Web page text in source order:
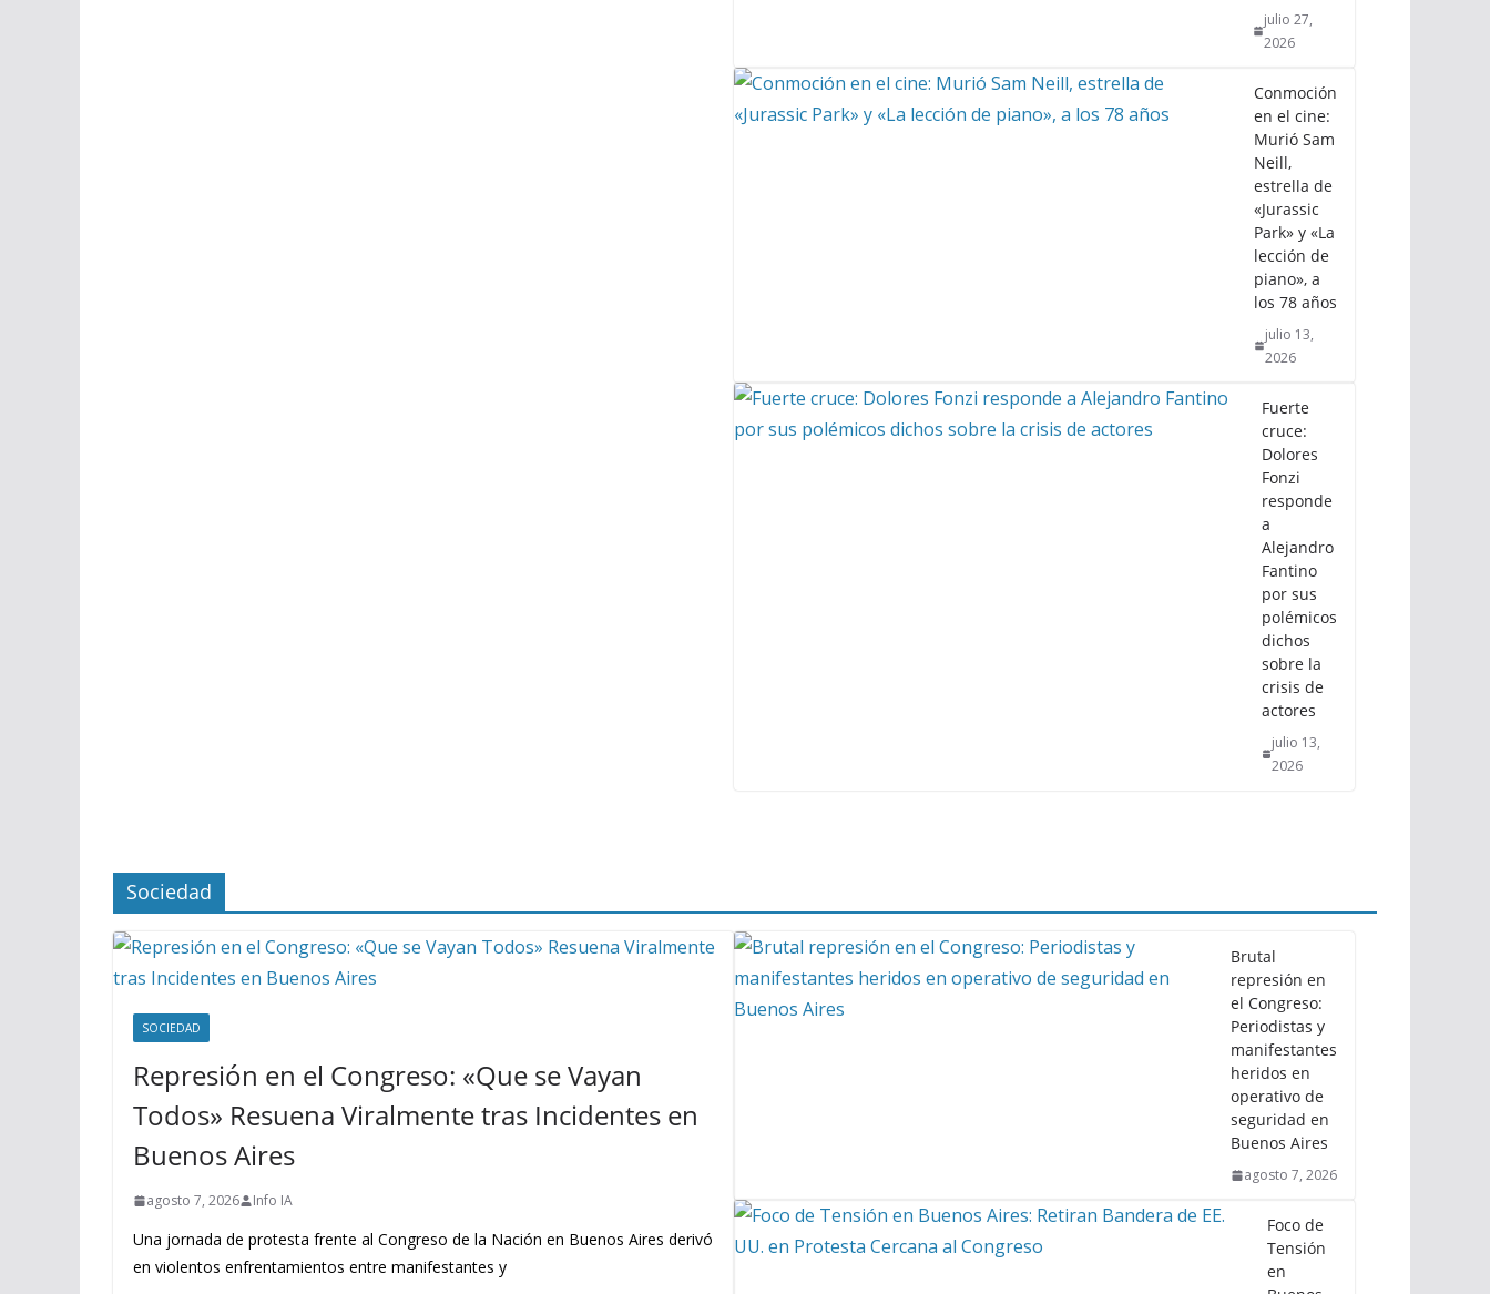
julio 27,
2026
Conmoción
en el cine:
Murió Sam
Neill,
estrella de
«Jurassic
Park» y «La
lección de
piano», a
los 78 años
julio 13,
2026
Fuerte
cruce:
Dolores
Fonzi
responde
a
Alejandro
Fantino
por sus
polémicos
dichos
sobre la
crisis de
actores
julio 13,
2026
Sociedad
SOCIEDAD
Represión en el Congreso: «Que se Vayan
Todos» Resuena Viralmente tras Incidentes en
Buenos Aires
agosto 7, 2026 Info IA
Una jornada de protesta frente al Congreso de la Nación en Buenos Aires derivó
en violentos enfrentamientos entre manifestantes y
Brutal
represión en
el Congreso:
Periodistas y
manifestantes
heridos en
operativo de
seguridad en
Buenos Aires
agosto 7, 2026
Foco de
Tensión
en